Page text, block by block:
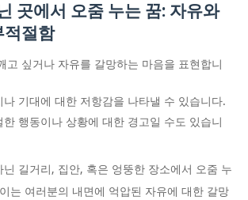
곳에서 오줌 누는 꿈: 자유와
적절함
고 싶거나 자유를 갈망하는 마음을 표현합니
나 기대에 대한 저항감을 나타낼 수 있습니다.
한 행동이나 상황에 대한 경고일 수도 있습니
닌 길거리, 집안, 혹은 엉뚱한 장소에서 오줌 누
는 여러분의 내면에 억압된 자유에 대한 갈망